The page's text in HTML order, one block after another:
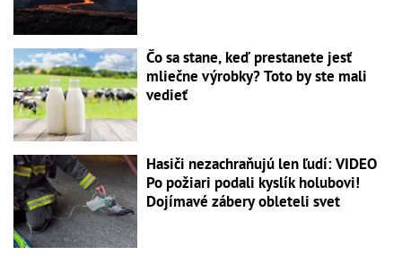
Čo sa stane, keď prestanete jesť
mliečne výrobky? Toto by ste mali
vedieť
Hasiči nezachraňujú len ľudí: VIDEO
Po požiari podali kyslík holubovi!
Dojímavé zábery obleteli svet